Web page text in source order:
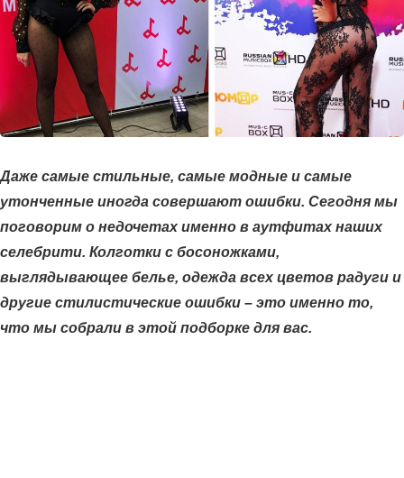
Даже самые стильные, самые модные и самые
утонченные иногда совершают ошибки. Сегодня мы
поговорим о недочетах именно в аутфитах наших
селебрити. Колготки с босоножками,
выглядывающее белье, одежда всех цветов радуги и
другие стилистические ошибки – это именно то,
что мы собрали в этой подборке для вас.